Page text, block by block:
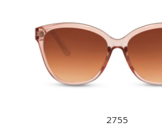
2755